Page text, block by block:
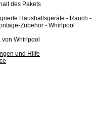
des Pakets
Haushaltsgeräte - Rauch -
Zubehör - Whirlpool
Whirlpool
und Hilfe